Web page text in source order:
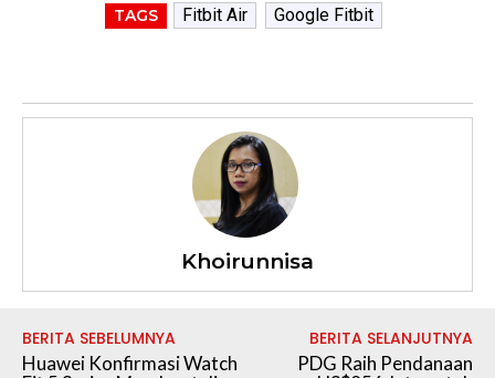
TAGS Fitbit Air Google Fitbit
Khoirunnisa
BERITA SEBELUMNYA
Huawei Konfirmasi Watch
BERITA SELANJUTNYA
PDG Raih Pendanaan